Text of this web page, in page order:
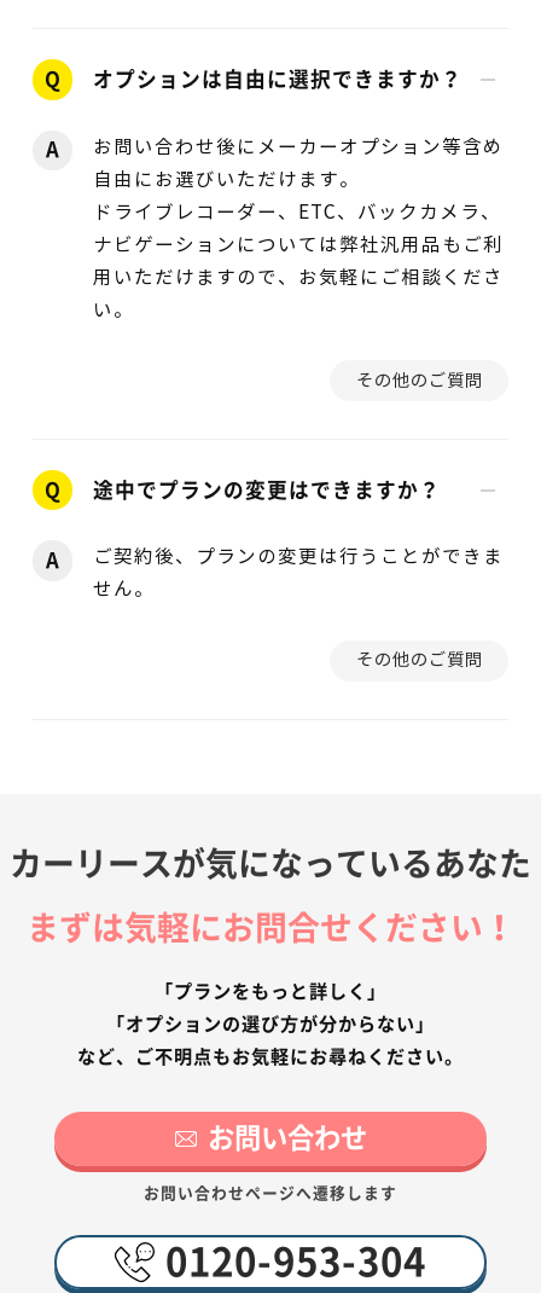
Q オプションは自由に選択できますか？
A
お問い合わせ後にメーカーオプション等含め
自由にお選びいただけます。
ドライブレコーダー、ETC、バックカメラ、
ナビゲーションについては弊社汎用品もご利
用いただけますので、お気軽にご相談くださ
い。
その他のご質問
Q 途中でプランの変更はできますか？
A
ご契約後、プランの変更は行うことができま
せん。
その他のご質問
カーリースが気になっているあなた
まずは気軽にお問合せください！
「プランをもっと詳しく」
「オプションの選び方が分からない」
など、ご不明点もお気軽にお尋ねください。
お問い合わせ
お問い合わせページへ遷移します
0120-953-304